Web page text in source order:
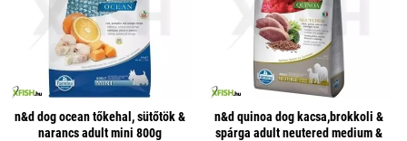
n&d dog ocean tőkehal, sütőtök &
narancs adult mini 800g
n&d quinoa dog kacsa,brokkoli &
spárga adult neutered medium &